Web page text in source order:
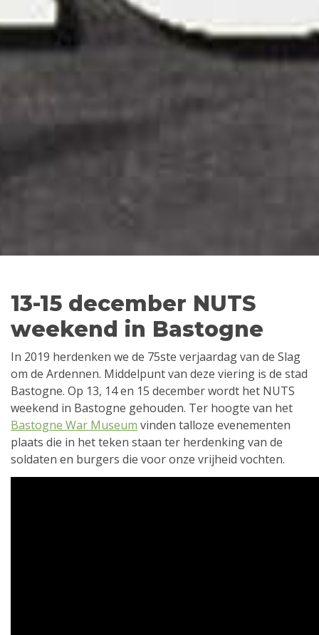
13-15 december NUTS
weekend in Bastogne
In 2019 herdenken we de 75ste verjaardag van de Slag
om de Ardennen. Middelpunt van deze viering is de stad
Bastogne. Op 13, 14 en 15 december wordt het NUTS
weekend in Bastogne gehouden. Ter hoogte van het
Bastogne War Museum vinden talloze evenementen
plaats die in het teken staan ter herdenking van de
soldaten en burgers die voor onze vrijheid vochten.